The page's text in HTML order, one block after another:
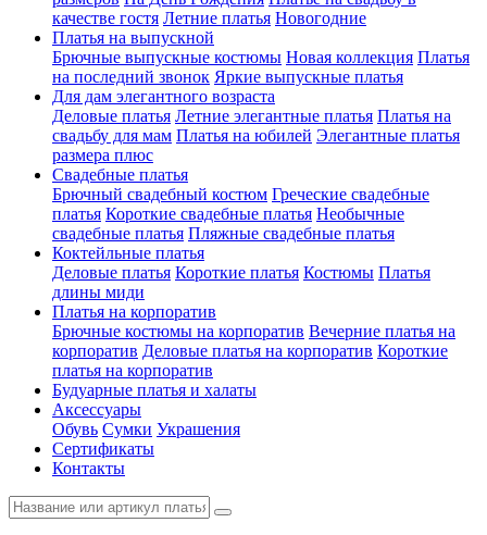
качестве гостя Летние платья Новогодние
Платья на выпускной
Брючные выпускные костюмы Новая коллекция Платья
на последний звонок Яркие выпускные платья
Для дам элегантного возраста
Деловые платья Летние элегантные платья Платья на
свадьбу для мам Платья на юбилей Элегантные платья
размера плюс
Свадебные платья
Брючный свадебный костюм Греческие свадебные
платья Короткие свадебные платья Необычные
свадебные платья Пляжные свадебные платья
Коктейльные платья
Деловые платья Короткие платья Костюмы Платья
длины миди
Платья на корпоратив
Брючные костюмы на корпоратив Вечерние платья на
корпоратив Деловые платья на корпоратив Короткие
платья на корпоратив
Будуарные платья и халаты
Аксессуары
Обувь Сумки Украшения
Сертификаты
Контакты